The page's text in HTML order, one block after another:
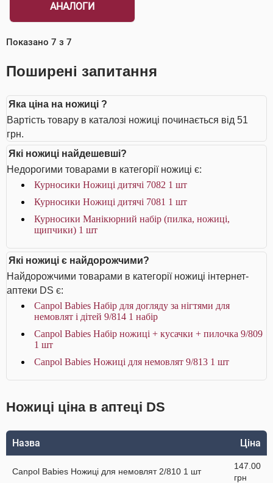
АНАЛОГИ
Показано 7 з 7
Поширені запитання
Яка ціна на ножиці ?
Вартість товару в каталозі ножиці починається від 51
грн.
Які ножиці найдешевші?
Недорогими товарами в категорії ножиці є:
Курносики Ножиці дитячі 7082 1 шт
Курносики Ножиці дитячі 7081 1 шт
Курносики Манікюрний набір (пилка, ножиці,
щипчики) 1 шт
Які ножиці є найдорожчими?
Найдорожчими товарами в категорії ножиці інтернет-
аптеки DS є:
Canpol Babies Набір для догляду за нігтями для
немовлят і дітей 9/814 1 набір
Canpol Babies Набір ножиці + кусачки + пилочка 9/809
1 шт
Canpol Babies Ножиці для немовлят 9/813 1 шт
Ножиці ціна в аптеці DS
Назва Ціна
Canpol Babies Ножиці для немовлят 2/810 1 шт
147.00
грн